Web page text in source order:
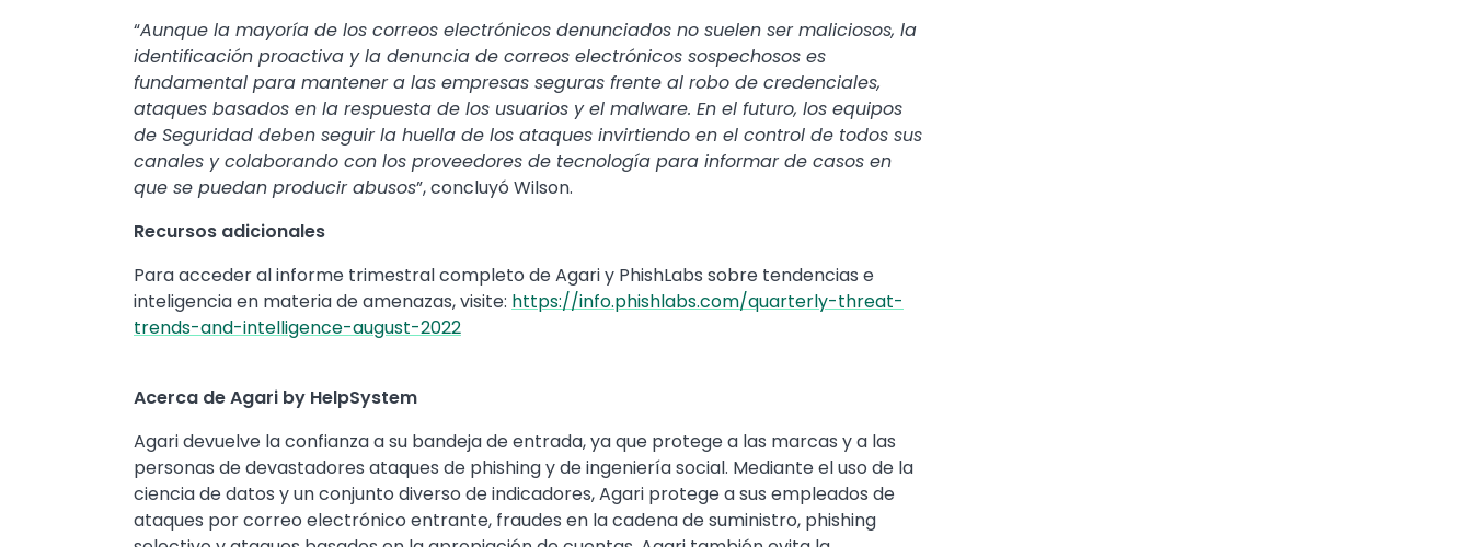
“Aunque la mayoría de los correos electrónicos denunciados no suelen ser maliciosos, la
identificación proactiva y la denuncia de correos electrónicos sospechosos es
fundamental para mantener a las empresas seguras frente al robo de credenciales,
ataques basados en la respuesta de los usuarios y el malware. En el futuro, los equipos
de Seguridad deben seguir la huella de los ataques invirtiendo en el control de todos sus
canales y colaborando con los proveedores de tecnología para informar de casos en
que se puedan producir abusos”, concluyó Wilson.
Recursos adicionales
Para acceder al informe trimestral completo de Agari y PhishLabs sobre tendencias e
inteligencia en materia de amenazas, visite: https://info.phishlabs.com/quarterly-threat-
trends-and-intelligence-august-2022
Acerca de Agari by HelpSystem
Agari devuelve la confianza a su bandeja de entrada, ya que protege a las marcas y a las
personas de devastadores ataques de phishing y de ingeniería social. Mediante el uso de la
ciencia de datos y un conjunto diverso de indicadores, Agari protege a sus empleados de
ataques por correo electrónico entrante, fraudes en la cadena de suministro, phishing